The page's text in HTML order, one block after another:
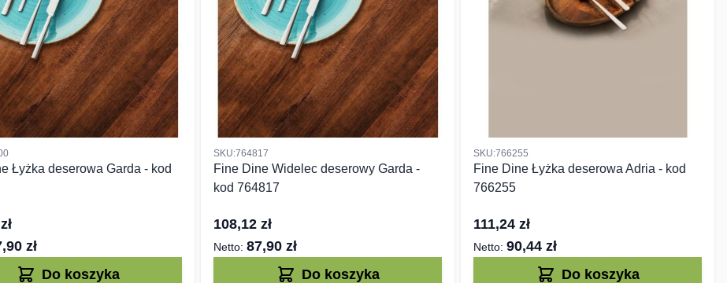
Łyżka deserowa Garda - kod
zł
Do koszyka
SKU:764817
Fine Dine Widelec deserowy Garda -
kod 764817
108,12 zł
87,90 zł
Do koszyka
SKU:766255
Fine Dine Łyżka deserowa Adria - kod
766255
111,24 zł
90,44 zł
Do koszyka